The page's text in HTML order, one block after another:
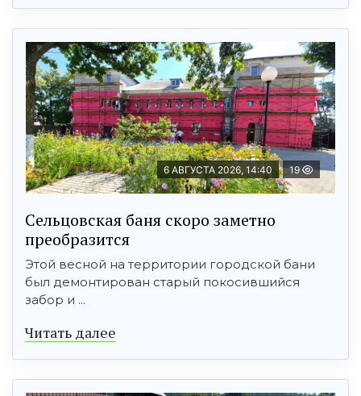
6 АВГУСТА 2026, 14:40 19
Сельцовская баня скоро заметно
преобразится
Этой весной на территории городской бани
был демонтирован старый покосившийся
забор и ...
Читать далее